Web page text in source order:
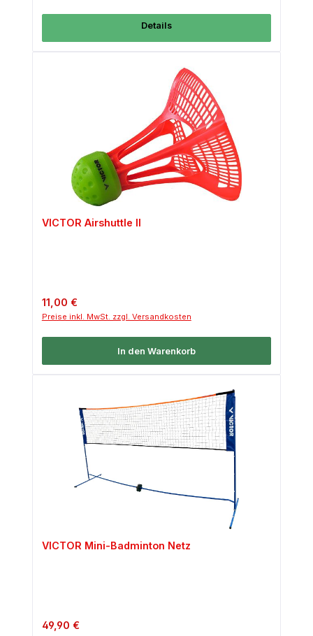
Details
VICTOR Airshuttle II
Regulärer Preis:
11,00 €
Preise inkl. MwSt. zzgl. Versandkosten
In den Warenkorb
VICTOR Mini-Badminton Netz
Regulärer Preis:
49,90 €